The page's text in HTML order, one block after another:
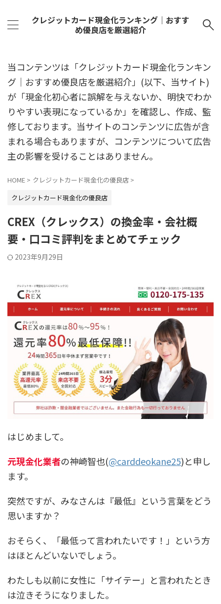
クレジットカード現金化ランキング｜おすす
め優良店を厳選紹介
当コンテンツは「クレジットカード現金化ランキン
グ｜おすすめ優良店を厳選紹介」(以下、当サイト)
が「現金化初心者に誤解を与えないか、明快でわか
りやすい表現になっているか」を確認し、作成、監
修しております。当サイトのコンテンツに広告が含
まれる場合もありますが、コンテンツについて広告
主の影響を受けることはありません。
HOME > クレジットカード現金化の優良店 >
クレジットカード現金化の優良店
CREX（クレックス）の換金率・会社概
要・口コミ評判をまとめてチェック
2023年9月29日
はじめまして。
元現金化業者の神崎智也(@carddeokane25)と申し
ます。
突然ですが、みなさんは『最低』という言葉をどう
思いますか？
おそらく、「最低って言われたいです！」という方
はほとんどいないでしょう。
わたしも以前に女性に「サイテー」と言われたとき
は泣きそうになりました。